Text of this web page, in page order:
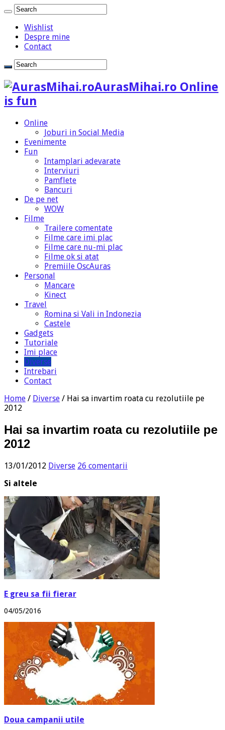
Wishlist
Despre mine
Contact
AurasMihai.ro Online
is fun
Online
Joburi in Social Media
Evenimente
Fun
Intamplari adevarate
Interviuri
Pamflete
Bancuri
De pe net
WOW
Filme
Trailere comentate
Filme care imi plac
Filme care nu-mi plac
Filme ok si atat
Premiile OscAuras
Personal
Mancare
Kinect
Travel
Romina si Vali in Indonezia
Castele
Gadgets
Tutoriale
Imi place
Diverse
Intrebari
Contact
Home / Diverse / Hai sa invartim roata cu rezolutiile pe
2012
Hai sa invartim roata cu rezolutiile pe
2012
13/01/2012 Diverse 26 comentarii
Si altele
E greu sa fii fierar
04/05/2016
Doua campanii utile